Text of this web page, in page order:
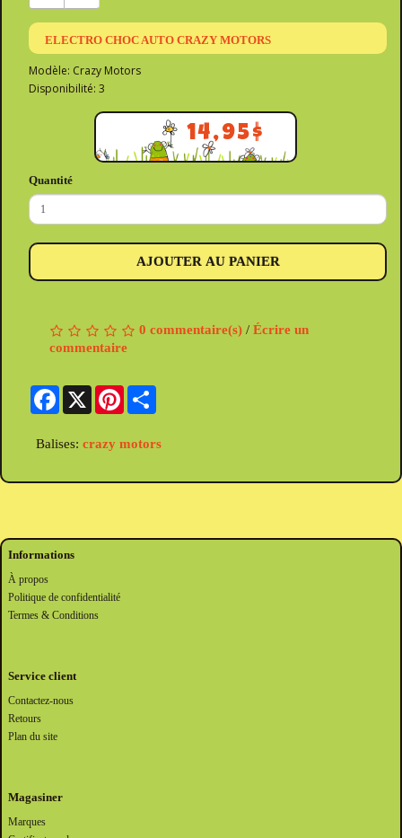
ELECTRO CHOC AUTO CRAZY MOTORS
Modèle: Crazy Motors
Disponibilité: 3
14,95$
Quantité
AJOUTER AU PANIER
0 commentaire(s) / Écrire un
commentaire
Facebook
X Pinterest
Balises: crazy motors
Informations
À propos
Politique de confidentialité
Termes & Conditions
Service client
Contactez-nous
Retours
Plan du site
Magasiner
Marques